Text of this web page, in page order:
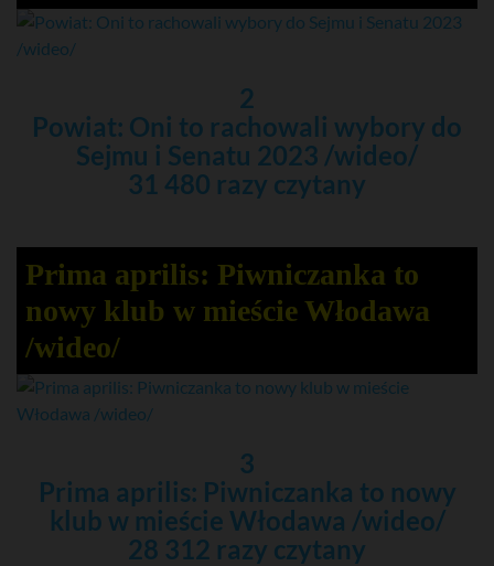
2
Powiat: Oni to rachowali wybory do
Sejmu i Senatu 2023 /wideo/
31 480 razy czytany
Prima aprilis: Piwniczanka to
nowy klub w mieście Włodawa
/wideo/
3
Prima aprilis: Piwniczanka to nowy
klub w mieście Włodawa /wideo/
28 312 razy czytany